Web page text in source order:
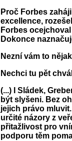
Proč Forbes
excellence,
Forbes
Dokonce
Nezní vám to
Nechci tu pět
(...) I Sládek,
být slyšeni. Bez
jejich právo
určité názory z
přitažlivost pro
podporu těm